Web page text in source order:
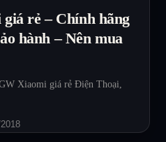
rẻ – Chính hãng
hành – Nên mua
Xiaomi giá rẻ Điện Thoại,